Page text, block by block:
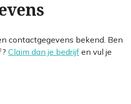
contactgegevens bekend. Ben
Claim dan je bedrijf en vul je